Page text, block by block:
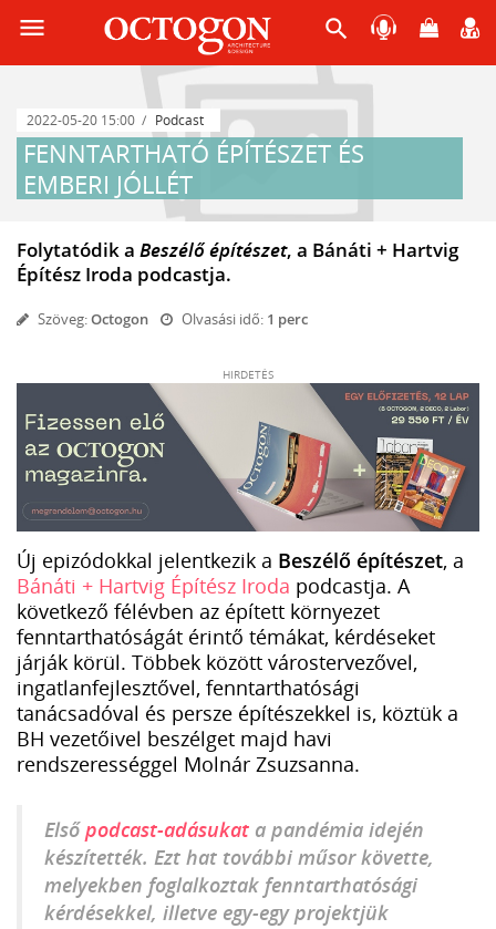
menu search
2022-05-20 15:00 Podcast
FENNTARTHATÓ ÉPÍTÉSZET ÉS
EMBERI JÓLLÉT
Folytatódik a Beszélő építészet, a Bánáti + Hartvig
Építész Iroda podcastja.
Szöveg:Octogon Olvasási idő: 1 perc
HIRDETÉS
Új epizódokkal jelentkezik a Beszélő építészet, a
Bánáti + Hartvig Építész Iroda podcastja. A
következő félévben az épített környezet
fenntarthatóságát érintő témákat, kérdéseket
járják körül. Többek között várostervezővel,
ingatlanfejlesztővel, fenntarthatósági
tanácsadóval és persze építészekkel is, köztük a
BH vezetőivel beszélget majd havi
rendszerességgel Molnár Zsuzsanna.
Elsőpodcast-adásukat a pandémia idején
készítették. Ezt hat további műsor követte,
melyekben foglalkoztak fenntarthatósági
kérdésekkel, illetve egy-egy projektjük